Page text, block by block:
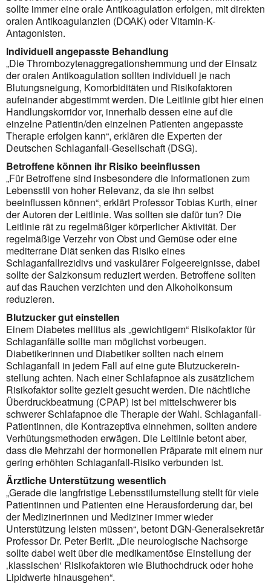
sollte immer eine orale Antikoagulation erfolgen, mit direkten
oralen Antikoagulanzien (DOAK) oder Vitamin-K-
Antagonisten.
Individuell angepasste Behandlung
„Die Thrombozytenaggregationshemmung und der Einsatz
der oralen Antikoagulation sollten individuell je nach
Blutungsneigung, Komorbiditäten und Risikofaktoren
aufeinander abgestimmt werden. Die Leitlinie gibt hier einen
Handlungskorridor vor, innerhalb dessen eine auf die
einzelne Patientin/den einzelnen Patienten angepasste
Therapie erfolgen kann“, erklären die Experten der
Deutschen Schlaganfall-Gesell­schaft (DSG).
Betroffene können ihr Risiko beeinflussen
„Für Betroffene sind insbesondere die Informationen zum
Lebensstil von hoher Relevanz, da sie ihn selbst
beeinflussen können“, erklärt Professor Tobias Kurth, einer
der Autoren der Leitlinie. Was sollten sie dafür tun? Die
Leitlinie rät zu regelmäßiger körperlicher Aktivität. Der
regelmäßige Verzehr von Obst und Gemüse oder eine
mediterrane Diät senken das Risiko eines
Schlaganfallrezidivs und vaskulärer Folgeereignisse, dabei
sollte der Salzkonsum reduziert werden. Betroffene sollten
auf das Rauchen verzichten und den Alkoholkonsum
reduzieren.
Blutzucker gut einstellen
Einem Diabetes mellitus als „gewichtigem“ Risikofaktor für
Schlaganfälle sollte man möglichst vorbeugen.
Diabetikerinnen und Diabetiker sollten nach einem
Schlaganfall in jedem Fall auf eine gute Blutzucker­ein­
stellung achten. Nach einer Schlafapnoe als zusätzlichem
Risikofaktor sollte gezielt gesucht werden. Die nächtliche
Überdruckbeatmung (CPAP) ist bei mittelschwerer bis
schwerer Schlafapnoe die Therapie der Wahl. Schlaganfall-
Patientinnen, die Kontrazeptiva einnehmen, sollten andere
Verhütungs­methoden erwägen. Die Leitlinie betont aber,
dass die Mehrzahl der hormonellen Präparate mit einem nur
gering erhöhten Schlaganfall-Risiko verbunden ist.
Ärztliche Unterstützung wesentlich
„Gerade die langfristige Lebensstilumstellung stellt für viele
Patientinnen und Patienten eine Herausfor­derung dar, bei
der Medizinerinnen und Mediziner immer wieder
Unterstützung leisten müssen“, betont DGN-Generalsekretär
Professor Dr. Peter Berlit. „Die neurologische Nach­sorge
sollte dabei weit über die medikamentöse Einstellung der
‚klassischen‘ Risiko­faktoren wie Bluthochdruck oder hohe
Lipidwerte hinausgehen“.